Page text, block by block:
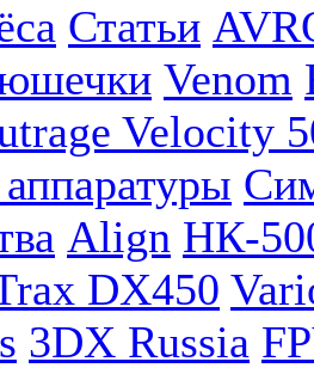
Статьи
Venom
Velocity
Align НК-
DX450
3DX Russia